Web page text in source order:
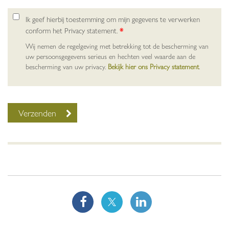
Ik geef hierbij toestemming om mijn gegevens te verwerken
conform het Privacy statement.*
Wij nemen de regelgeving met betrekking tot de bescherming van
uw persoonsgegevens serieus en hechten veel waarde aan de
bescherming van uw privacy. Bekijk hier ons Privacy statement.